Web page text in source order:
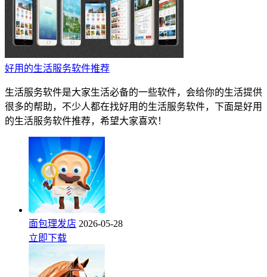
好用的生活服务软件推荐
生活服务软件是大家生活必备的一些软件，会给你的生活提供
很多的帮助，不少人都在找好用的生活服务软件，下面是好用
的生活服务软件推荐，希望大家喜欢！
面包理发店 2026-05-28
立即下载